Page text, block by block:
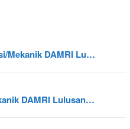
Mekanik DAMRI Lu…
DAMRI Lulusan…